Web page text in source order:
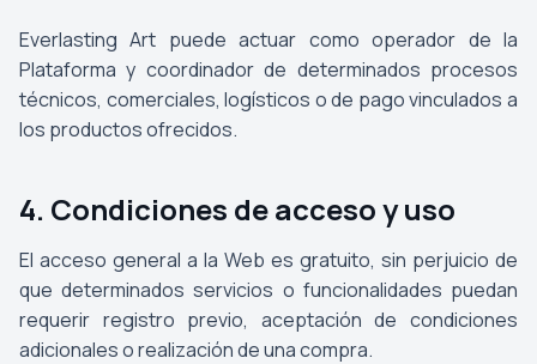
Everlasting Art puede actuar como operador de la
Plataforma y coordinador de determinados procesos
técnicos, comerciales, logísticos o de pago vinculados a
los productos ofrecidos.
4. Condiciones de acceso y uso
El acceso general a la Web es gratuito, sin perjuicio de
que determinados servicios o funcionalidades puedan
requerir registro previo, aceptación de condiciones
adicionales o realización de una compra.